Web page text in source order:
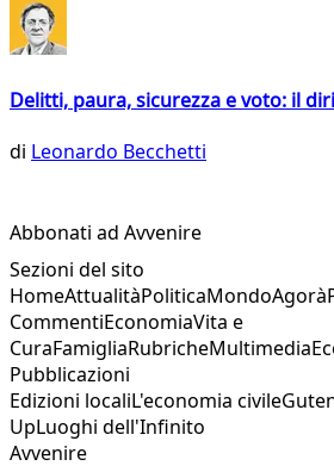
Delitti, paura, sicurezza e voto: il
di Leonardo Becchetti
Abbonati ad Avvenire
Sezioni del sito
HomeAttualitàPoliticaMondoAgorà
CommentiEconomiaVita e
CuraFamigliaRubricheMultimedia
Pubblicazioni
Edizioni localiL'economia civile
UpLuoghi dell'Infinito
Avvenire